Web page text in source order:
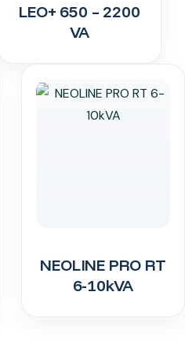
LEO+ 650 – 2200
VA
NEOLINE PRO RT
6-10kVA